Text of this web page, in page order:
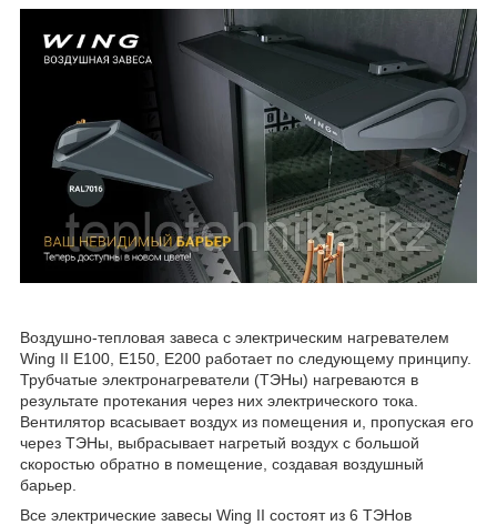
Воздушно-тепловая завеса с электрическим нагревателем
Wing II E100, E150, E200 работает по следующему принципу.
Трубчатые электронагреватели (ТЭНы) нагреваются в
результате протекания через них электрического тока.
Вентилятор всасывает воздух из помещения и, пропуская его
через ТЭНы, выбрасывает нагретый воздух с большой
скоростью обратно в помещение, создавая воздушный
барьер.
Все электрические завесы Wing II состоят из 6 ТЭНов